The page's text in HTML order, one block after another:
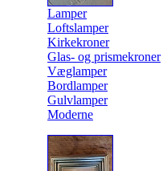
Lamper
Loftslamper
Kirkekroner
Glas- og prismekroner
Væglamper
Bordlamper
Gulvlamper
Moderne